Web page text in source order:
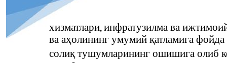
хизматлари, инфратузилма ва
ва аҳолининг умумий қатламига
солиқ тушумларининг ошишига олиб